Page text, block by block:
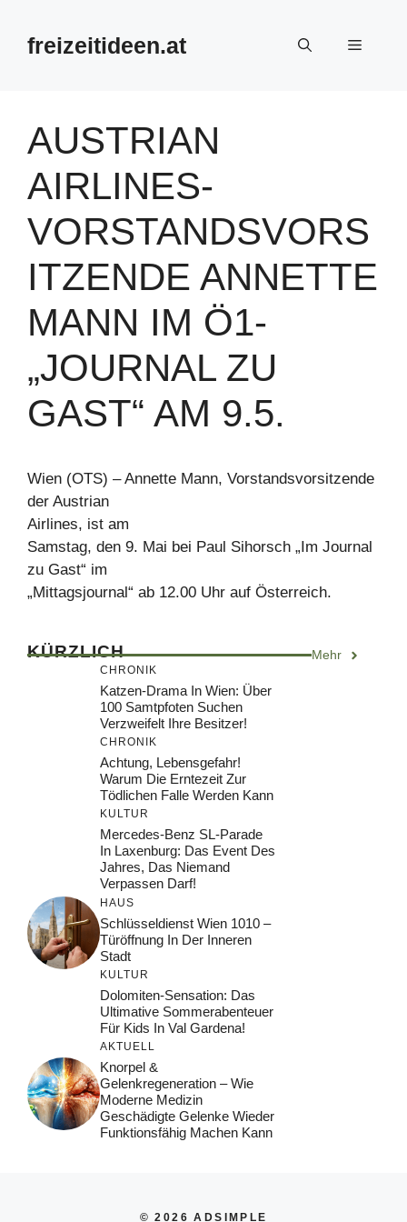
Inhalt
springenfreizeitideen.at Menü
AUSTRIAN
AIRLINES-
VORSTANDSVORS
ITZENDE ANNETTE
MANN IM Ö1-
„JOURNAL ZU
GAST“ AM 9.5.
Wien (OTS) – Annette Mann, Vorstandsvorsitzende
der Austrian
Airlines, ist am
Samstag, den 9. Mai bei Paul Sihorsch „Im Journal
zu Gast“ im
„Mittagsjournal“ ab 12.00 Uhr auf Österreich.
KÜRZLICH Mehr
CHRONIK
Katzen-Drama In Wien: Über
100 Samtpfoten Suchen
Verzweifelt Ihre Besitzer!
CHRONIK
Achtung, Lebensgefahr!
Warum Die Erntezeit Zur
Tödlichen Falle Werden Kann
KULTUR
Mercedes-Benz SL-Parade
In Laxenburg: Das Event Des
Jahres, Das Niemand
Verpassen Darf!
HAUS
Schlüsseldienst Wien 1010 –
Türöffnung In Der Inneren
Stadt
KULTUR
Dolomiten-Sensation: Das
Ultimative Sommerabenteuer
Für Kids In Val Gardena!
AKTUELL
Knorpel &
Gelenkregeneration – Wie
Moderne Medizin
Geschädigte Gelenke Wieder
Funktionsfähig Machen Kann
© 2026 ADSIMPLE